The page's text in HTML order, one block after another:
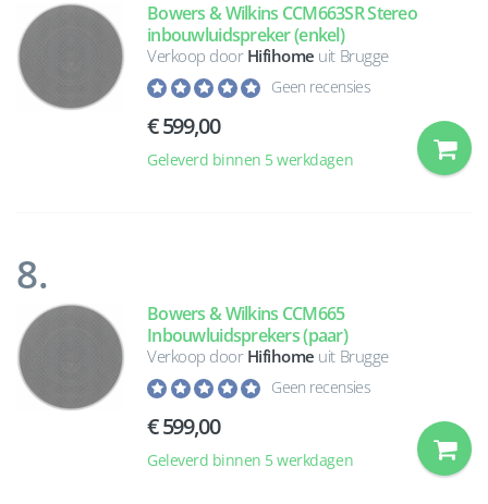
Bowers & Wilkins CCM663SR Stereo
inbouwluidspreker (enkel)
Verkoop door Hifihome uit Brugge
Geen recensies
€ 599,00
Geleverd binnen 5 werkdagen
8.
Bowers & Wilkins CCM665
Inbouwluidsprekers (paar)
Verkoop door Hifihome uit Brugge
Geen recensies
€ 599,00
Geleverd binnen 5 werkdagen